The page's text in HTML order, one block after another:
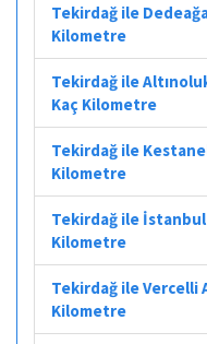
Tekirdağ ile
Kilometre
Tekirdağ ile
Kaç Kilometre
Tekirdağ ile
Kilometre
Tekirdağ ile İstanbul
Kilometre
Tekirdağ ile Vercelli
Kilometre